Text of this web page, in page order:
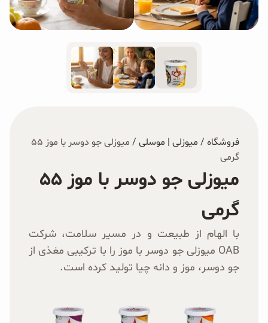
غلات و دانه‌های سالم
سبوس و جوانه‌ها
وبلاگ
فروشگاه / میوزلی | موسلی /
میوزلی جو دوسر با موز ۵۵
گرمی
میوزلی جو دوسر با موز ۵۵
گرمی
با الهام از طبیعت و در مسیر سلامت، شرکت
OAB میوزلی جو دوسر با موز را با ترکیبی مغذی از
جو دوسر، موز و دانه چیا تولید کرده است.